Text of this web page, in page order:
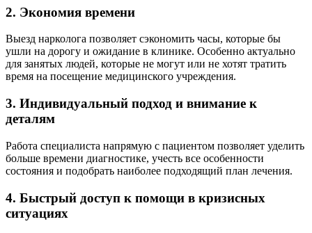
2. Экономия времени
Выезд нарколога позволяет сэкономить часы, которые бы
ушли на дорогу и ожидание в клинике. Особенно актуально
для занятых людей, которые не могут или не хотят тратить
время на посещение медицинского учреждения.
3. Индивидуальный подход и внимание к
деталям
Работа специалиста напрямую с пациентом позволяет уделить
больше времени диагностике, учесть все особенности
состояния и подобрать наиболее подходящий план лечения.
4. Быстрый доступ к помощи в кризисных
ситуациях